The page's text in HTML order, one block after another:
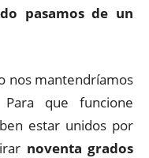
pasamos de un
nos mantendríamos
que funcione
estar unidos por
noventa grados